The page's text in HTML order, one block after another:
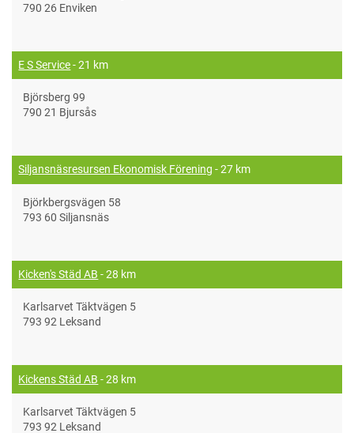
790 26 Enviken
E S Service- 21 km
Björsberg 99
790 21 Bjursås
Siljansnäsresursen Ekonomisk Förening - 27 km
Björkbergsvägen 58
793 60 Siljansnäs
Kicken's Städ AB - 28 km
Karlsarvet Täktvägen 5
793 92 Leksand
Kickens Städ AB - 28 km
Karlsarvet Täktvägen 5
793 92 Leksand